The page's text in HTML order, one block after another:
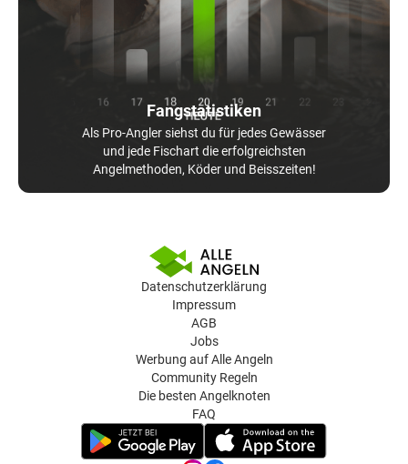
Fangstatistiken
Als Pro-Angler siehst du für jedes Gewässer
und jede Fischart die erfolgreichsten
Angelmethoden, Köder und Beisszeiten!
Datenschutzerklärung
Impressum
AGB
Jobs
Werbung auf Alle Angeln
Community Regeln
Die besten Angelknoten
FAQ